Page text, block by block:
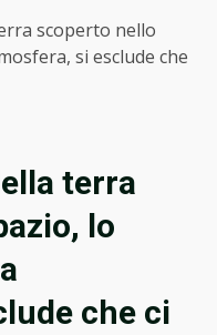
scoperto nello
si esclude che
terra
lo
che ci